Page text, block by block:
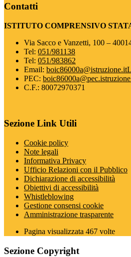
Contatti
ISTITUTO COMPRENSIVO
Via Sacco e Vanzetti, 100 –
Tel: 051/981138
Tel: 051/983862
Email: boic86000a@istruzione.it
PEC:
C.F.: 80072970371
Sezione Link Utili
Cookie policy
Note legali
Informativa Privacy
Ufficio Relazioni con il Pubblico
Dichiarazione di accessibilità
Obiettivi di accessibilità
Whistleblowing
Gestione consensi cookie
Amministrazione trasparente
Pagina visualizzata 467 volte
Sezione Copyright